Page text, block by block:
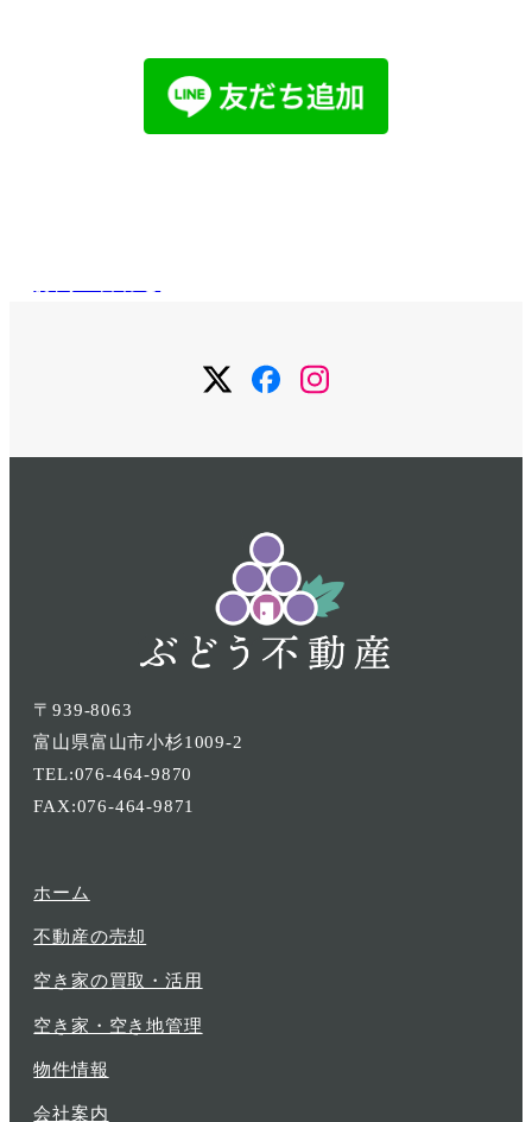
ニ
項
メ
ニ
項
メ
ニ
項
〒939-8063
富山県富山市小杉1009-2
TEL:076-464-9870
FAX:076-464-9871
ホーム
不動産の売却
空き家の買取・活用
空き家・空き地管理
物件情報
会社案内